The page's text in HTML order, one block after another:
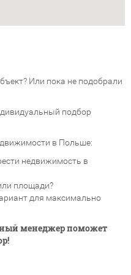
Или пока не подобрали
подбор
в Польше:
недвижимость в
площади?
для максимально
менеджер поможет